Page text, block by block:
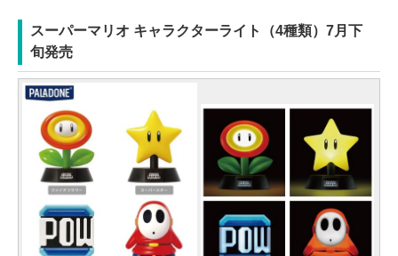
スーパーマリオ キャラクターライト（4種類）7月下
旬発売